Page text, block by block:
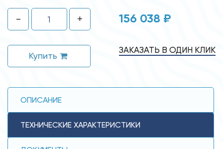
- +
Купить
156 038 ₽
ЗАКАЗАТЬ В ОДИН КЛИК
ОПИСАНИЕ
ТЕХНИЧЕСКИЕ ХАРАКТЕРИСТИКИ